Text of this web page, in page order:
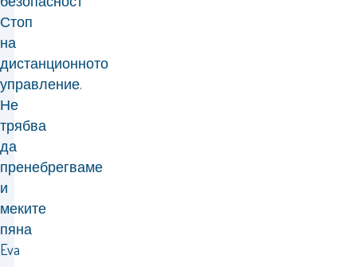
Стоп
на
дистанционното
управление.
Не
трябва
да
пренебрегваме
и
меките
пяна
Eva